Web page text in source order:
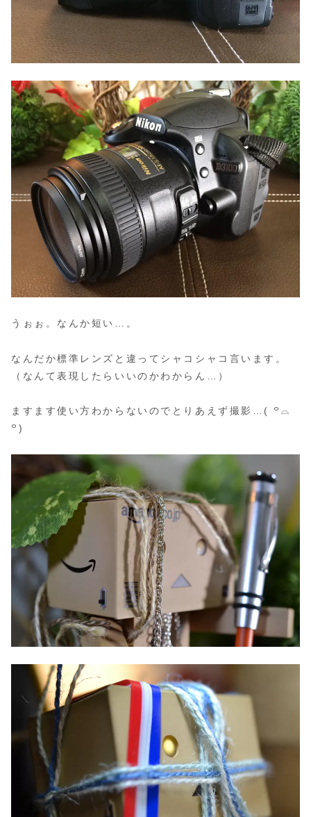
うぉぉ。なんか短い…。
なんだか標準レンズと違ってシャコシャコ言います。
（なんて表現したらいいのかわからん…）
ますます使い方わからないのでとりあえず撮影…( ꒪⌓
꒪)